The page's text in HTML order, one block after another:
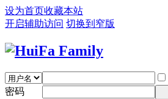
设为首页收藏本站
开启辅助访问 切换到窄版
密码